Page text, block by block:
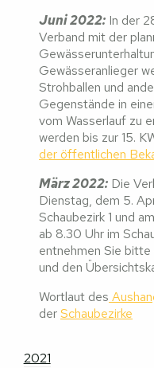
Juni 2022: In der
Verband mit der
Gewässeranlieger
Strohballen und
Gegenstände in
vom Wasserlauf zu
werden bis zur 15.
der öffentlichen
März 2022: Die
Dienstag, dem 5.
Schaubezirk 1 und
ab 8.30 Uhr im
entnehmen Sie
und den
Wortlaut des
derSchaubezirke
2021